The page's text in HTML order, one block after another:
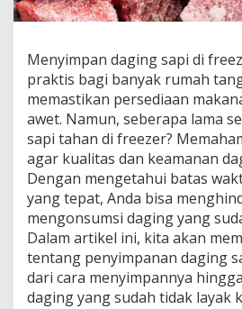
Menyimpan daging sapi di
praktis bagi banyak rumah
memastikan persediaan
awet. Namun, seberapa lama
sapi tahan di freezer?
agar kualitas dan keamanan
Dengan mengetahui batas
yang tepat, Anda bisa
mengonsumsi daging yang
Dalam artikel ini, kita akan
tentang penyimpanan daging
dari cara menyimpannya
daging yang sudah tidak layak